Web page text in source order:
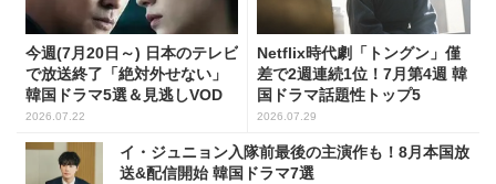
今週(7月20日～) 日本のテレビ
で放送終了「絶対外せない」
韓国ドラマ5選＆見逃しVOD
2026.07.22
Netflix時代劇「トングン」僅
差で2週連続1位！7月第4週 韓
国ドラマ話題性トップ5
2026.07.29
イ・ジュニョン入隊前最後の主演作も！8月本国放
送&配信開始 韓国ドラマ7選